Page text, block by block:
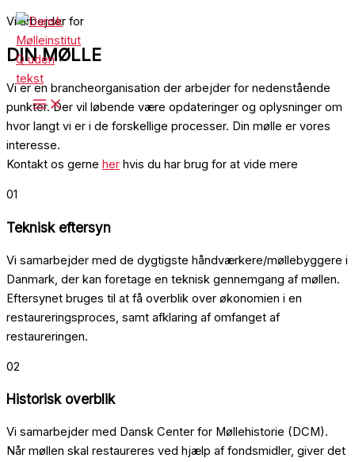
Gå
indholdet
Vi arbejder for
DIN MØLLE
Vi er en brancheorganisation der arbejder for nedenstående
punkter. Der vil løbende være opdateringer og oplysninger om
hvor langt vi er i de forskellige processer. Din mølle er vores
interesse.
Kontakt os gerne her hvis du har brug for at vide mere
01
Teknisk eftersyn
Vi samarbejder med de dygtigste håndværkere/møllebyggere i
Danmark, der kan foretage en teknisk gennemgang af møllen.
Eftersynet bruges til at få overblik over økonomien i en
restaureringsproces, samt afklaring af omfanget af
restaureringen.
02
Historisk overblik
Vi samarbejder med Dansk Center for Møllehistorie (DCM).
Når møllen skal restaureres ved hjælp af fondsmidler, giver det